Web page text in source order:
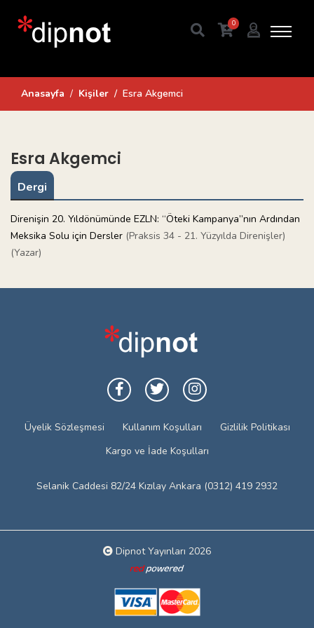
0
Anasayfa Kişiler Esra Akgemci
Esra Akgemci
Dergi
Direnişin 20. Yıldönümünde EZLN: “Öteki Kampanya”nın Ardından
Meksika Solu için Dersler (Praksis 34 - 21. Yüzyılda Direnişler)
(Yazar)
Üyelik Sözleşmesi Kullanım Koşulları
Gizlilik Politikası
Kargo ve İade Koşulları
Selanik Caddesi 82/24 Kızılay Ankara (0312) 419 2932
Dipnot Yayınları 2026